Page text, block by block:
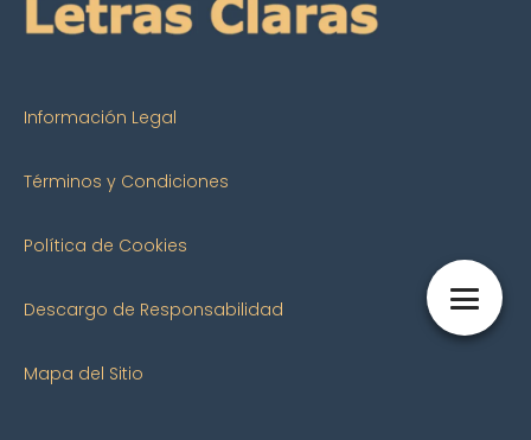
Información Legal
Términos y Condiciones
Política de Cookies
Descargo de Responsabilidad
Mapa del Sitio